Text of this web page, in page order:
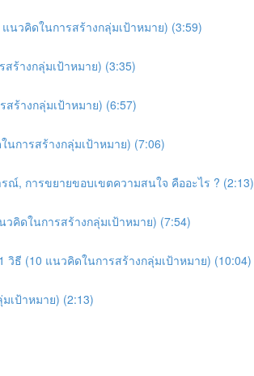
นวคิดในการสร้างกลุ่มเป้าหมาย) (3:59)
ร้างกลุ่มเป้าหมาย) (3:35)
ร้างกลุ่มเป้าหมาย) (6:57)
นการสร้างกลุ่มเป้าหมาย) (7:06)
ณ์, การขยายขอบเขตความสนใจ คืออะไร ? (2:13)
คิดในการสร้างกลุ่มเป้าหมาย) (7:54)
วิธี (10 แนวคิดในการสร้างกลุ่มเป้าหมาย) (10:04)
เป้าหมาย) (2:13)